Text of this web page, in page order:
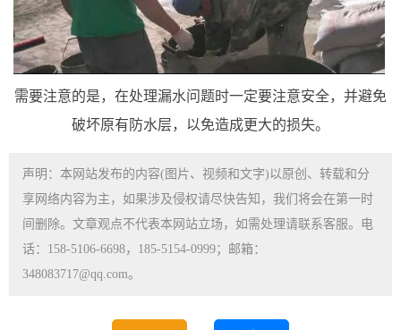
需要注意的是，在处理漏水问题时一定要注意安全，并避免
破坏原有防水层，以免造成更大的损失。
声明：本网站发布的内容(图片、视频和文字)以原创、转载和分
享网络内容为主，如果涉及侵权请尽快告知，我们将会在第一时
间删除。文章观点不代表本网站立场，如需处理请联系客服。电
话：158-5106-6698，185-5154-0999；邮箱：
348083717@qq.com。